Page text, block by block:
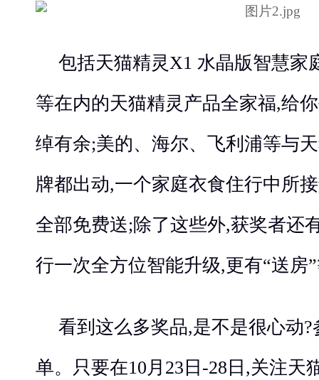
包括天猫精灵X1 水晶版智慧家
等在内的天猫精灵产品全家福,给
绰有余;美的、海尔、飞利浦等与
牌都出动,一个家庭衣食住行中所
全部免费送;除了这些外,获奖者还
行一次全方位智能升级,更有“送房
看到这么多奖品,是不是很心动
单。只要在10月23日-28日,关注天